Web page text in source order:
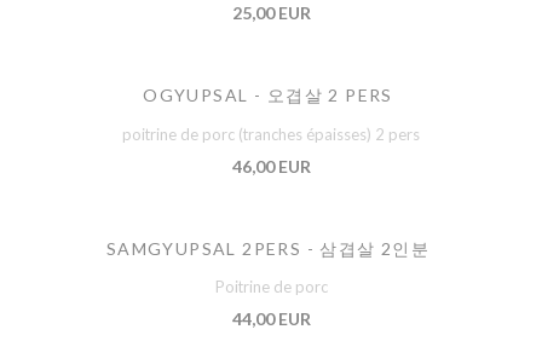
25,00 EUR
OGYUPSAL - 오겹살 2 PERS
poitrine de porc (tranches épaisses) 2 pers
46,00 EUR
SAMGYUPSAL 2PERS - 삼겹살 2인분
Poitrine de porc
44,00 EUR